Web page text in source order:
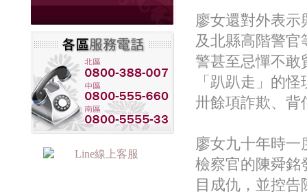
廖女還對外表
及北縣高階警官
警甚至忌憚不敢
「趴趴走」的
卅餘項詐欺、
廖女九十年時
檢察官的陳舜銘
目成仇，並控